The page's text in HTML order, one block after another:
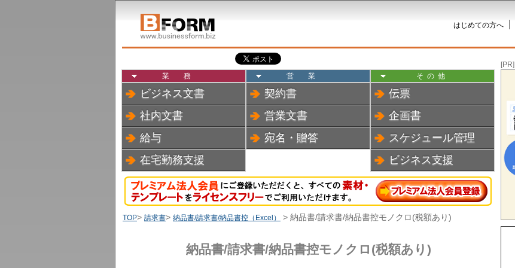
はじめての方へ
業務
ビジネス文書
社内文書
給与
在宅勤務支援
営業
契約書
営業文書
宛名・贈答
その他
伝票
企画書
スケジュール管理
ビジネス支援
TOP> 請求書> 納品書/請求書/納品書控（Excel） > 納品書/請求書/納品書控モノクロ(税額あり)
納品書/請求書/納品書控モノクロ(税額あり)
[PR]